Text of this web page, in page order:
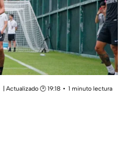
| Actualizado 🕑 19:18
1 minuto lectura